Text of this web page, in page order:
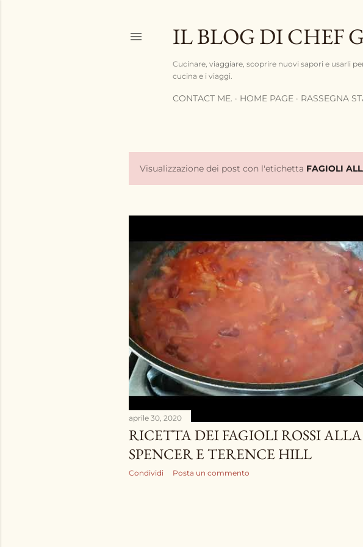
IL BLOG DI CHEF
Cucinare, viaggiare, scoprire nuovi sapori e usarli
cucina e i viaggi.
CONTACT ME. HOME PAGE RASSEGNA
PVisualizzazione dei post con l'etichetta FAGIOLI
aprile 30, 2020
RICETTA DEI FAGIOLI ROSSI
SPENCER E TERENCE HILL
Condividi Posta un commento